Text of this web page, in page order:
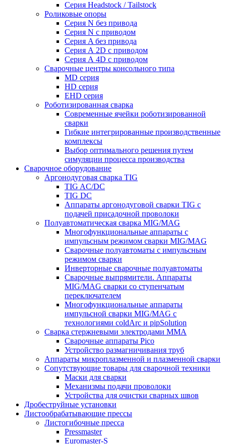
Серия Headstock / Tailstock
Роликовые опоры
Серия N без привода
Серия N с приводом
Серия A без привода
Серия А 2D с приводом
Серия А 4D с приводом
Сварочные центры консольного типа
MD серия
HD серия
EHD серия
Роботизированная сварка
Современные ячейки роботизированной
сварки
Гибкие интегрированные производственные
комплексы
Выбор оптимального решения путем
симуляции процесса производства
Сварочное оборудование
Аргонодуговая сварка TIG
TIG AC/DC
TIG DC
Аппараты аргонодуговой сварки TIG с
подачей присадочной проволоки
Полуавтоматическая сварка MIG/MAG
Многофункциональные аппараты с
импульсным режимом сварки MIG/MAG
Сварочные полуавтоматы с импульсным
режимом сварки
Инверторные сварочные полуавтоматы
Сварочные выпрямители. Аппараты
MIG/MAG сварки со ступенчатым
переключателем
Многофункциональные аппараты
импульсной сварки MIG/MAG с
технологиями coldArc и pipSolution
Сварка стержневыми электродами MMA
Сварочные аппараты Pico
Устройство размагничивания труб
Аппараты микроплазменной и плазменной сварки
Сопутствующие товары для сварочной техники
Маски для сварки
Механизмы подачи проволоки
Устройства для очистки сварных швов
Дробеструйные установки
Листообрабатывающие прессы
Листогибочные пресса
Pressmaster
Euromaster-S